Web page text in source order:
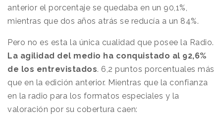
anterior el porcentaje se quedaba en un 90,1%,
mientras que dos años atrás se reducía a un 84%.
Pero no es esta la única cualidad que posee la Radio.
La agilidad del medio ha conquistado al 92,6%
de los entrevistados. 6,2 puntos porcentuales más
que en la edición anterior. Mientras que la confianza
en la radio para los formatos especiales y la
valoración por su cobertura caen: